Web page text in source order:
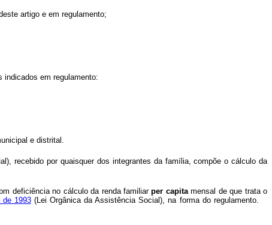
artigo e em regulamento;
em regulamento:
e distrital.
recebido por quaisquer dos integrantes da família, compõe o cálculo da
deficiência no cálculo da renda familiarper capitamensal de que trata o
1993(Lei Orgânica da Assistência Social), na forma do regulamento.